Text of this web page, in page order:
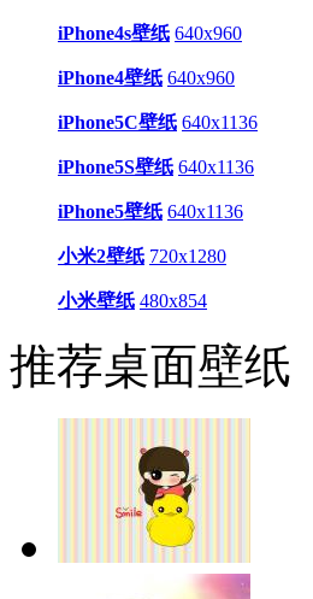
iPhone4s壁纸 640x960
iPhone4壁纸 640x960
iPhone5C壁纸 640x1136
iPhone5S壁纸 640x1136
iPhone5壁纸 640x1136
小米2壁纸 720x1280
小米壁纸 480x854
推荐桌面壁纸